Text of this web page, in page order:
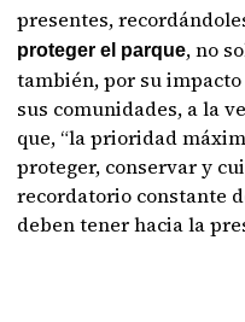
presentes,
proteger el parque, no
también, por su
sus comunidades, a la
que, “la prioridad
proteger, conservar y
recordatorio constante
deben tener hacia la